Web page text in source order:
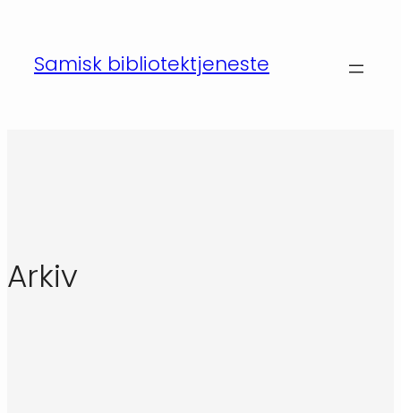
innholdSamisk bibliotektjeneste
Arkiv